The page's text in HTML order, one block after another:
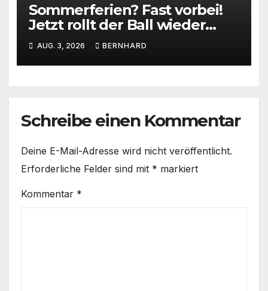
Sommerferien? Fast vorbei!
Jetzt rollt der Ball wieder
beim SC Barienrode!
AUG. 3, 2026 BERNHARD
Schreibe einen Kommentar
Deine E-Mail-Adresse wird nicht veröffentlicht.
Erforderliche Felder sind mit * markiert
Kommentar *